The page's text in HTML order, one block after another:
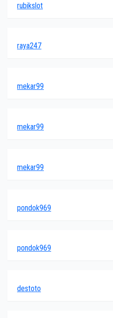
rubikslot
raya247
mekar99
mekar99
mekar99
pondok969
pondok969
destoto